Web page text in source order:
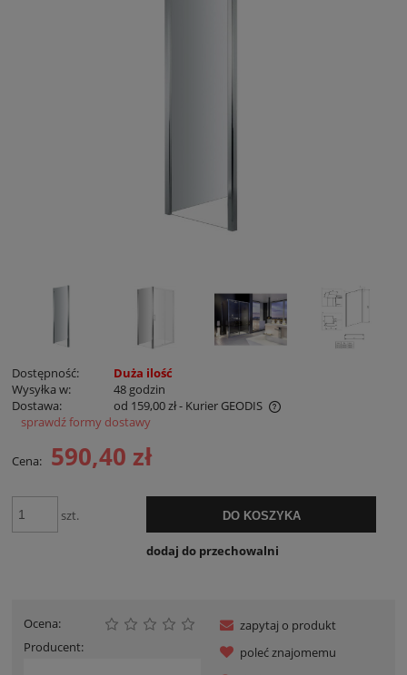
Dostępność:
Duża ilość
Wysyłka w:
48 godzin
Dostawa:
od 159,00 zł- Kurier GEODIS
Cena nie zawiera ewentualnych kosztów płatności
sprawdź formy dostawy
Cena: 590,40 zł
szt. DO KOSZYKA
dodaj do przechowalni
Ocena:
Producent:
zapytaj o produkt
poleć znajomemu